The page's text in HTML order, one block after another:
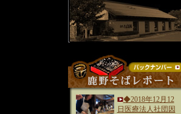
◆2018年12月12
日医療法人社団因